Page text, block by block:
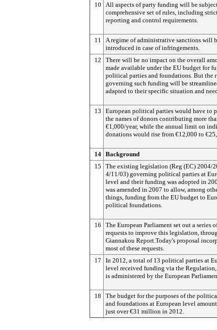
10
All aspects of party funding will be
comprehensive set of rules, including
reporting and control requirements.
11
A regime of administrative sanctions will
introduced in case of infringements.
12
There will be no impact on the overall
made available under the EU budget for
political parties and foundations. But the
governing such funding will be
adapted to their specific situation and
13
European political parties would have to
the names of donors contributing more
€1,000/year, while the annual limit on
donations would rise from €12,000 to
14 Background
15
The existing legislation (Reg (EC) 2004/
4/11/03) governing political parties at
level and their funding was adopted in
was amended in 2007 to allow, among
things, funding from the EU budget to
political foundations.
16
The European Parliament set out a series
requests to improve this legislation,
Giannakou Report.Today's proposal
most of these requests.
17
In 2012, a total of 13 political parties at
level received funding via the
is administered by the European
18
The budget for the purposes of the
and foundations at European level
just over €31 million in 2012.